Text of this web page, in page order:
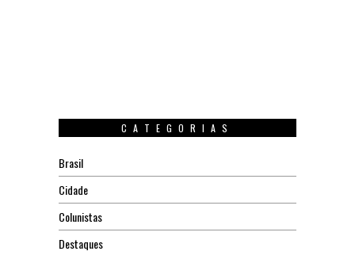
CATEGORIAS
Brasil
Cidade
Colunistas
Destaques